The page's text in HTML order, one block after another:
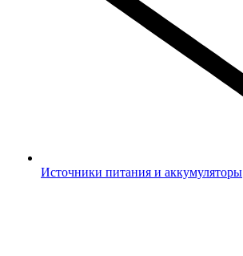
Источники питания и аккумуляторы